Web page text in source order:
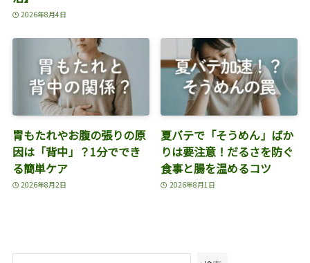
2026年8月4日
胃もたれやお腹の張りの原
因は「背中」？1分ででき
る簡単ケア
2026年8月2日
夏バテで「そうめん」ばか
りは要注意！だるさを防ぐ
食事と腸を温めるコツ
2026年8月1日